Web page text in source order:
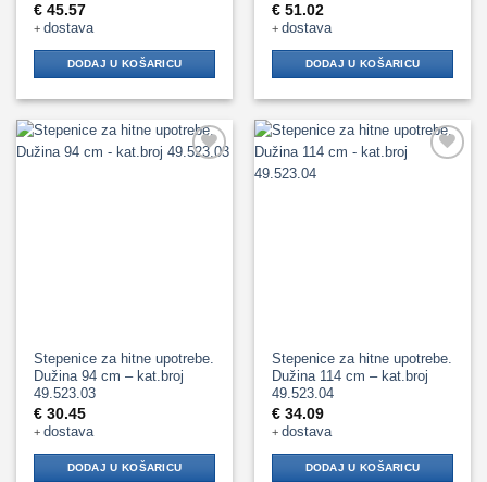
€ 45.57
+dostava
DODAJ U KOŠARICU
€ 51.02
+dostava
DODAJ U KOŠARICU
Stepenice za hitne upotrebe.
Dužina 94 cm – kat.broj
49.523.03
€ 30.45
+dostava
DODAJ U KOŠARICU
Stepenice za hitne upotrebe.
Dužina 114 cm – kat.broj
49.523.04
€ 34.09
+dostava
DODAJ U KOŠARICU